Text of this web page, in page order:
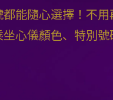
能隨心選擇！不
心儀顏色、特別號